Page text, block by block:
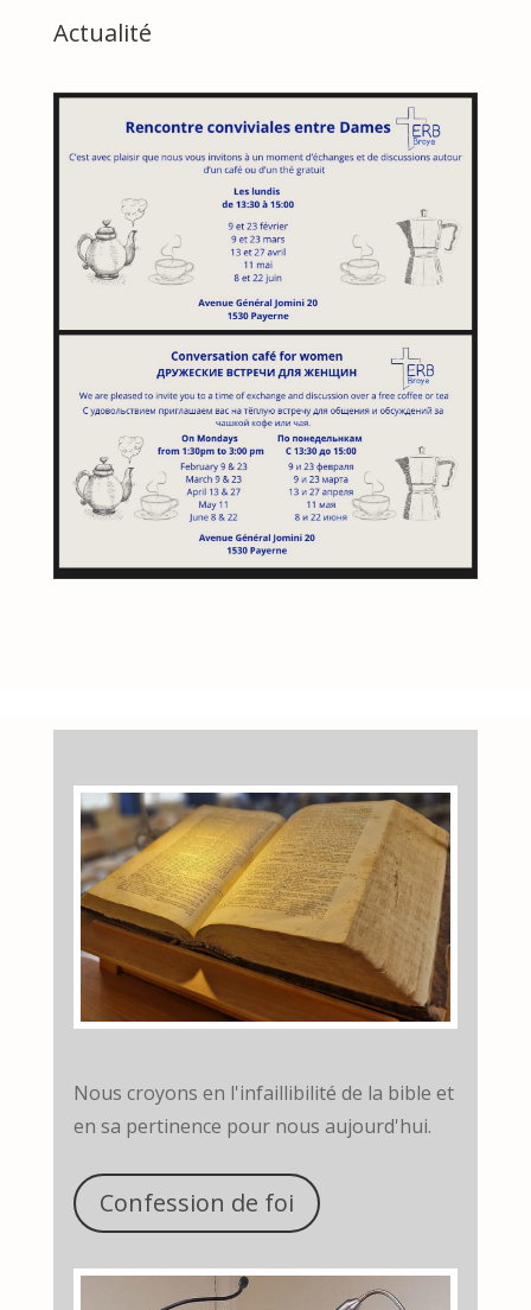
Actualité
Nous croyons en l'infaillibilité de la bible et
en sa pertinence pour nous aujourd'hui.
Confession de foi